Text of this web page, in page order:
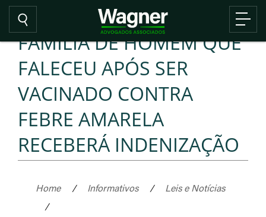
FAMÍLIA DE HOMEM QUE
FALECEU APÓS SER
VACINADO CONTRA
FEBRE AMARELA
RECEBERÁ INDENIZAÇÃO
Home / Informativos /
Leis e Notícias
/